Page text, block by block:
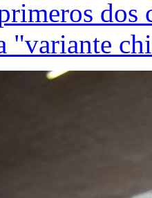
dos
"variante